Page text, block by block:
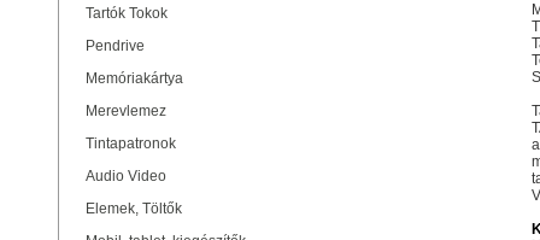
Tartók Tokok
Pendrive
Memóriakártya
Merevlemez
Tintapatronok
Audio Video
Elemek, Töltők